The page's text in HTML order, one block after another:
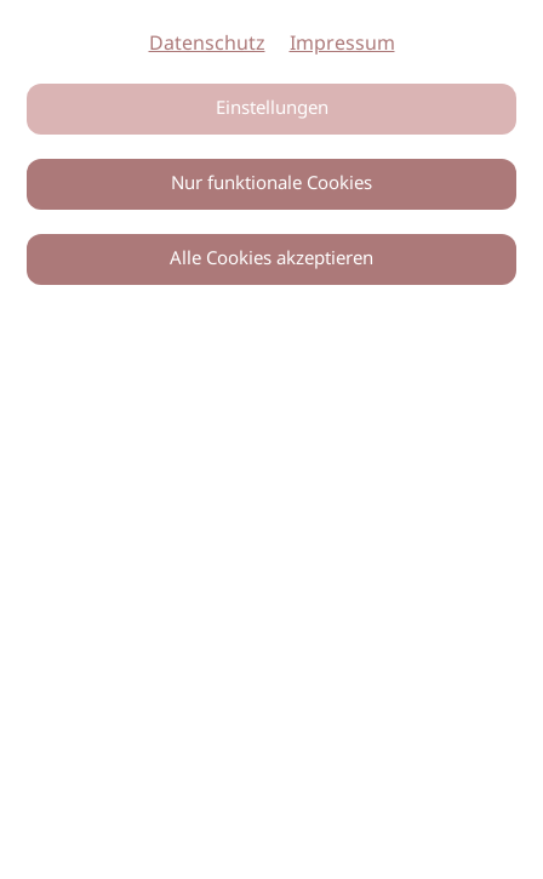
Datenschutz Impressum
Einstellungen
Nur funktionale Cookies
Alle Cookies akzeptieren